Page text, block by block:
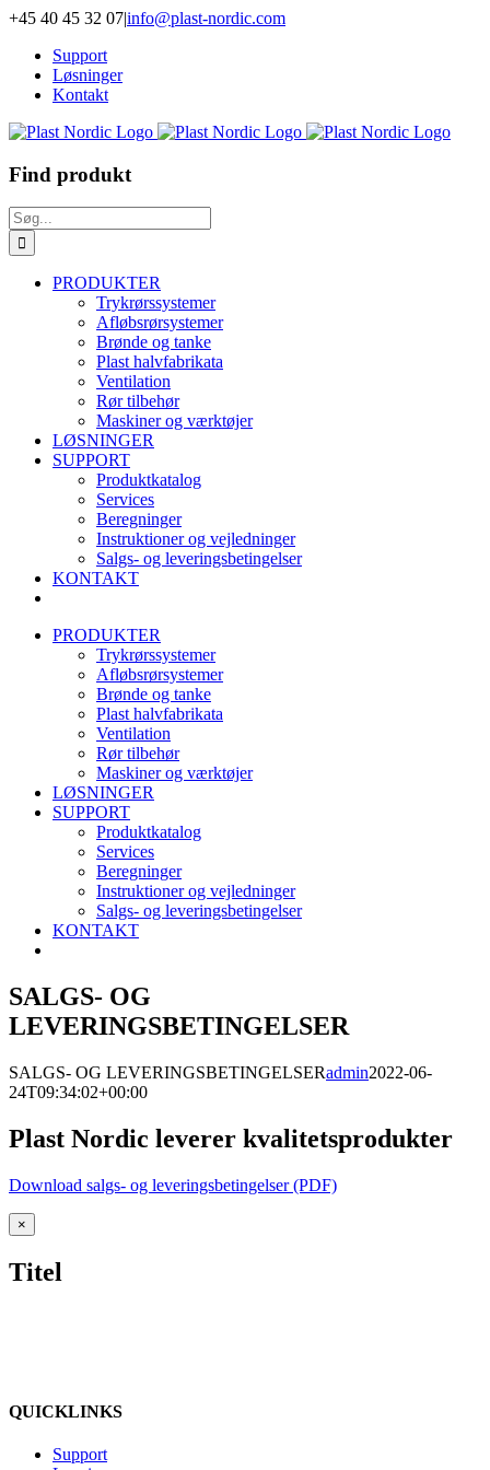
Skip
content
+45 40 45 32 07|info@plast-nordic.com
Support
Løsninger
Kontakt
Find produkt
Søg
efter:
PRODUKTER
Trykrørssystemer
Afløbsrørsystemer
Brønde og tanke
Plast halvfabrikata
Ventilation
Rør tilbehør
Maskiner og værktøjer
LØSNINGER
SUPPORT
Produktkatalog
Services
Beregninger
Instruktioner og vejledninger
Salgs- og leveringsbetingelser
KONTAKT
PRODUKTER
Trykrørssystemer
Afløbsrørsystemer
Brønde og tanke
Plast halvfabrikata
Ventilation
Rør tilbehør
Maskiner og værktøjer
LØSNINGER
SUPPORT
Produktkatalog
Services
Beregninger
Instruktioner og vejledninger
Salgs- og leveringsbetingelser
KONTAKT
SALGS- OG
LEVERINGSBETINGELSER
SALGS- OG LEVERINGSBETINGELSERadmin2022-06-
24T09:34:02+00:00
Plast Nordic leverer kvalitetsprodukter
Download salgs- og leveringsbetingelser (PDF)
Close
product
view
×
Titel
QUICKLINKS
Support